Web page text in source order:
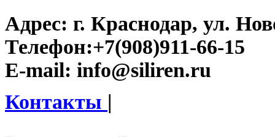
Адрес: г. Краснодар, ул.
Телефон:+7(908)911-66-15
E-mail: info@siliren.ru
Контакты |